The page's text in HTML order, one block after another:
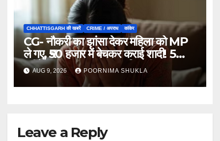
CHHATTISGARH की खबरें CRIME / अपराध कांकेर
CG- नौकरी का झांसा देकर महिला को MP
ले गए, ₹50 हजार में बेचकर कराई शादी! 5
महीने बाद खुला पूरा राज, 3 गिरफ्तार…
AUG 9, 2026 POORNIMA SHUKLA
Leave a Reply